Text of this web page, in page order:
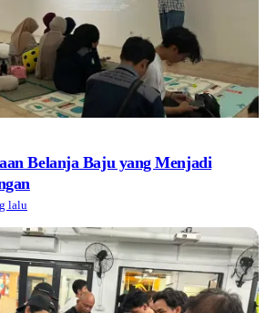
Belanja Baju yang Menjadi
lalu